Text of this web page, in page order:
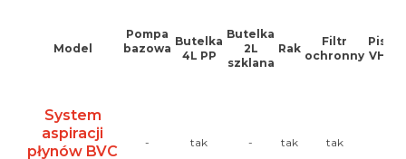
Model
Pompa
bazowa
Butelka
4L PP
Butelka
2L
szklana
Rak
Filtr
ochronny
System
aspiracji
płynów BVC
- tak - tak tak